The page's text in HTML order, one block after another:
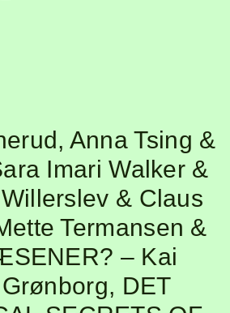
Anna Tsing &
Imari Walker &
& Claus
Termansen &
– Kai
, DET